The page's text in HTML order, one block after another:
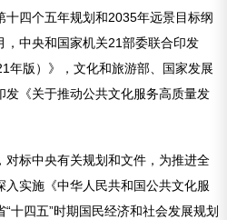
十四个五年规划和2035年远景目标纲
，中央和国家机关21部委联合印发
年版）》，文化和旅游部、国家发展
《关于推动公共文化服务高质量发
对标中央有关规划和文件，为推进全
实施《中华人民共和国公共文化服
“十四五”时期国民经济和社会发展规划